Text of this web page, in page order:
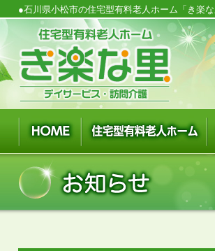
●石川県小松市の住宅型有料老人ホーム「き楽